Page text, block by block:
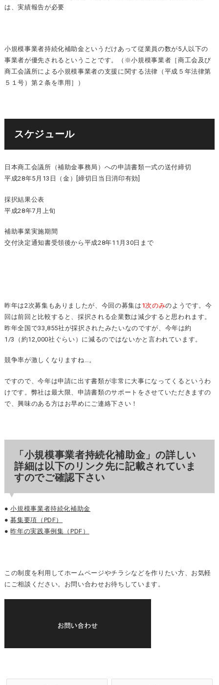
は、実績報告が必要
小規模事業者持続化補助金というだけあって従業員の数が5人以下の
事業者が優先されるということです。（※小規模事業者［商工会及び
商工会議所による小規模事業者の支援に関する法律（平成５年法律第
５１号）第２条を準用］）
スケジュール
日本商工会議所（補助金事務局）への申請書類一式の送付締切
平成28年5月13日（金）[締切日当日消印有効]
採択結果公表
平成28年7月上旬
補助事業実施期間
交付決定通知書受領後から平成28年11月30日まで
昨年は2次募集もありましたが、今回の募集は 1次のみのようです。今
回は前回と比較すると、採択される企業数は減少すると思われます。
昨年全国で33,855社が採択されたみたいなのですが、今年は約
1/3（約12,000社ぐらい）に減るのではないかと言われています。
競争率が激しくなりますね…。
ですので、今年は申請に出す書類が非常に大事になってくるというわ
けです。弊社は最大限、申請書類のサポートをさせていただきますの
で、興味のある方はお早めにご連絡下さい！
「小規模事業者持続化補助金」の詳しい
詳細は以下のリンク先に記載されていま
すのでご確認下さい
●小規模事業者持続化補助金
●募集要項（PDF）
●昨年の実践事例集（PDF）
この制度を利用してホームページやチラシなどを作りたい方、お気軽
にご相談ください。お問い合わせお待ちしています。